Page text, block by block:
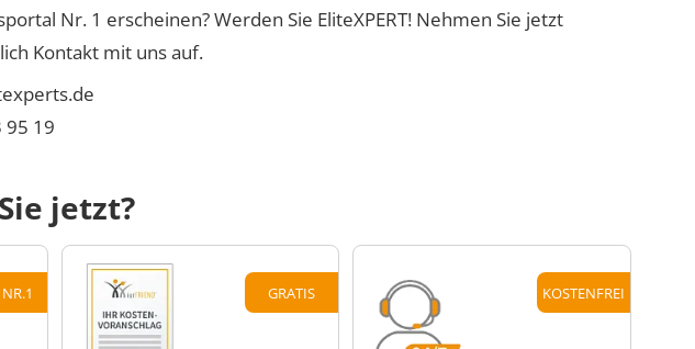
Nr. 1 erscheinen? Werden Sie EliteXPERT! Nehmen Sie jetzt
Kontakt mit uns auf.
95 19
jetzt?
GRATIS KOSTENFREI